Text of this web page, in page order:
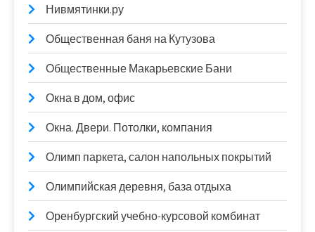
Нивмятинки.ру
Общественная баня на Кутузова
Общественные Макарьевские Бани
Окна в дом, офис
Окна. Двери. Потолки, компания
Олимп паркета, салон напольных покрытий
Олимпийская деревня, база отдыха
Оренбургский учебно-курсовой комбинат